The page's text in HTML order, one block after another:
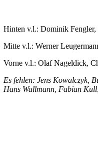
Hinten v.l.: Dominik
Mitte v.l.: Werner
Vorne v.l.: Olaf Nageldick,
Es fehlen: Jens Kowalczyk,
Hans Wallmann, Fabian